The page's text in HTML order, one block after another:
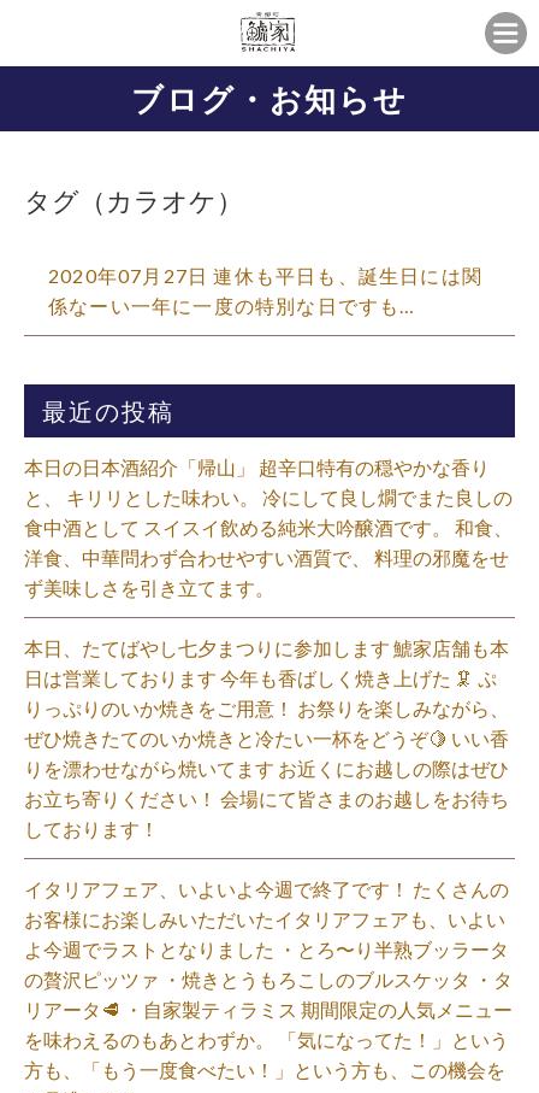
ブログ・お知らせ
タグ（カラオケ）
2020年07月27日 連休も平日も、誕生日には関
係なーい一年に一度の特別な日ですも…
最近の投稿
本日の日本酒紹介「帰山」 超辛口特有の穏やかな香り
と、 キリリとした味わい。 冷にして良し燗でまた良しの
食中酒として スイスイ飲める純米大吟醸酒です。 和食、
洋食、中華問わず合わせやすい酒質で、 料理の邪魔をせ
ず美味しさを引き立てます。
本日、たてばやし七夕まつりに参加します 鯱家店舗も本
日は営業しております️ 今年も香ばしく焼き上げた 🦑 ぷ
りっぷりのいか焼きをご用意！ お祭りを楽しみながら、
ぜひ焼きたてのいか焼きと冷たい一杯をどうぞ🍋 いい香
りを漂わせながら焼いてます お近くにお越しの際はぜひ
お立ち寄りください！ 会場にて皆さまのお越しをお待ち
しております！
イタリアフェア、いよいよ今週で終了です！ たくさんの
お客様にお楽しみいただいたイタリアフェアも、いよい
よ今週でラストとなりました ・とろ〜り半熟ブッラータ
の贅沢ピッツァ ・焼きとうもろこしのブルスケッタ ・タ
リアータ🥩 ・自家製ティラミス 期間限定の人気メニュー
を味わえるのもあとわずか。 「気になってた！」という
方も、「もう一度食べたい！」という方も、この機会を